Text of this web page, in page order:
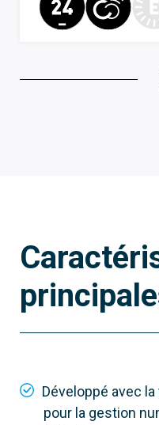
806SA-0230
Passerelle 4G avec
compatible avec
Quick&Easy
Développé avec
pour la gestion